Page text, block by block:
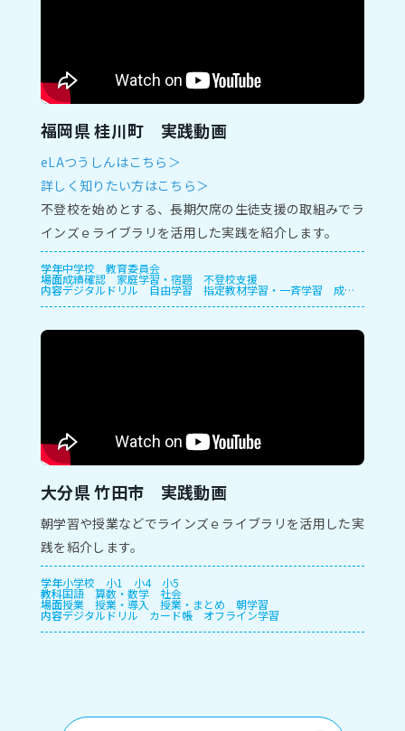
福岡県 桂川町 実践動画
eLAつうしんはこちら＞
詳しく知りたい方はこちら＞
不登校を始めとする、長期欠席の生徒支援の取組みでラ
インズｅライブラリを活用した実践を紹介します。
学年中学校 教育委員会
場面成績確認 家庭学習・宿題 不登校支援
内容デジタルドリル 自由学習 指定教材学習・一斉学習 成績
管理
大分県 竹田市 実践動画
朝学習や授業などでラインズｅライブラリを活用した実
践を紹介します。
学年小学校 小1 小4 小5
教科国語 算数・数学 社会
場面授業 授業・導入 授業・まとめ 朝学習
内容デジタルドリル カード帳 オフライン学習